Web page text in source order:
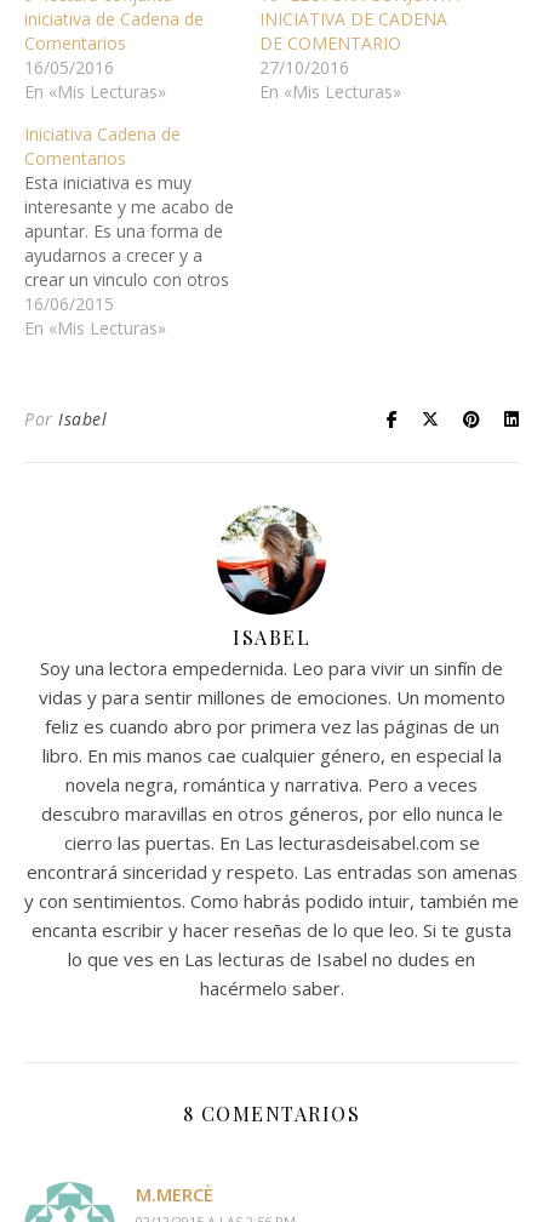
iniciativa de Cadena de
Comentarios
16/05/2016
En «Mis Lecturas»
INICIATIVA DE CADENA
DE COMENTARIO
27/10/2016
En «Mis Lecturas»
Iniciativa Cadena de
Comentarios
Esta iniciativa es muy
interesante y me acabo de
apuntar. Es una forma de
ayudarnos a crecer y a
crear un vinculo con otros
blogs, pero sobre todo a
no sentirnos solos en este
informacion en el blog
16/06/2015
En «Mis Lecturas»
Por Isabel
ISABEL
Soy una lectora empedernida. Leo para vivir un sinfín de
vidas y para sentir millones de emociones. Un momento
feliz es cuando abro por primera vez las páginas de un
libro. En mis manos cae cualquier género, en especial la
novela negra, romántica y narrativa. Pero a veces
descubro maravillas en otros géneros, por ello nunca le
cierro las puertas. En Las lecturasdeisabel.com se
encontrará sinceridad y respeto. Las entradas son amenas
y con sentimientos. Como habrás podido intuir, también me
encanta escribir y hacer reseñas de lo que leo. Si te gusta
lo que ves en Las lecturas de Isabel no dudes en
hacérmelo saber.
8 COMENTARIOS
M.MERCÈ